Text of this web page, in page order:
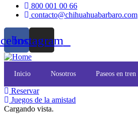
800 001 00 66
contacto@chihuahuabarbaro.com
Instagram
Inicio Nosotros Paseos en tren
Reservar
Juegos de la amistad
Cargando vista.